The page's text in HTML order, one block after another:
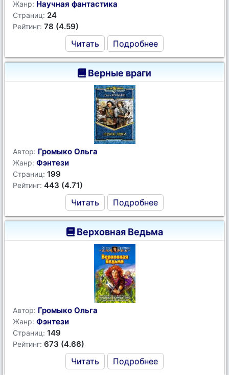
Жанр: Научная фантастика
Страниц: 24
Рейтинг: 78 (4.59)
Читать Подробнее
Верные враги
Автор: Громыко Ольга
Жанр: Фэнтези
Страниц: 199
Рейтинг: 443 (4.71)
Читать Подробнее
Верховная Ведьма
Автор: Громыко Ольга
Жанр: Фэнтези
Страниц: 149
Рейтинг: 673 (4.66)
Читать Подробнее